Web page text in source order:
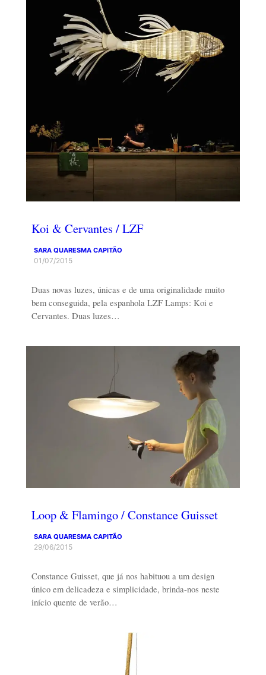
Koi & Cervantes / LZF
SARA QUARESMA CAPITÃO
01/07/2015
Duas novas luzes, únicas e de uma originalidade muito
bem conseguida, pela espanhola LZF Lamps: Koi e
Cervantes. Duas luzes…
Loop & Flamingo / Constance Guisset
SARA QUARESMA CAPITÃO
29/06/2015
Constance Guisset, que já nos habituou a um design
único em delicadeza e simplicidade, brinda-nos neste
início quente de verão…